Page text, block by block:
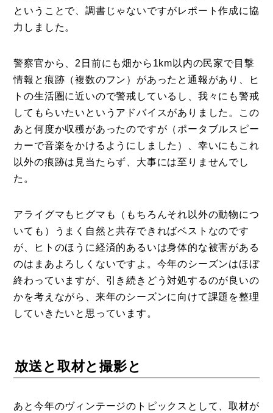
ということで、調書じゃないですがレポート作成に協
力しました。
警察官から、2日前にも畑から1km以内の民家で目撃
情報と痕跡（複数のフン）があったと通報があり、ヒ
トの生活圏に近いので警戒しているし、我々にも警戒
してもらいたいというアドバイスがありました。この
あと何度か収穫があったのですが（ポータブルスピー
カーで音楽をかけるようにしました）、幸いにもこれ
以外の痕跡は見当たらず、大事には至りませんでし
た。
アライグマもヒグマも（もちろんそれ以外の動物につ
いても）うまく自然と共存できればベストなのです
が、ヒトのほうに経済的あるいは身体的な被害がある
のはまあよろしくないですよ。今年のシーズンはほぼ
終わっていますが、引き続きどう対処するのが良いの
かを考えながら、来年のシーズンに向けて課題を整理
していきたいと思っています。
放送と取材と撮影と
あと今年のヴィンテージのトピックスとして、取材が